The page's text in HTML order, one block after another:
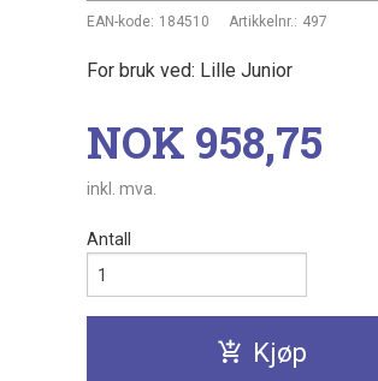
EAN-kode: 184510 Artikkelnr.: 497
For bruk ved: Lille Junior
Pris
NOK 958,75
inkl. mva.
Antall
Kjøp